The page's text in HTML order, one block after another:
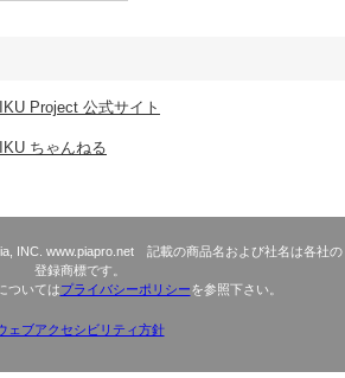
Project 公式サイト
ちゃんねる
INC. www.piapro.net 記載の商品名および社名は各社の
登録商標です。
ついてはプライバシーポリシーを参照下さい。
ェブアクセシビリティ方針